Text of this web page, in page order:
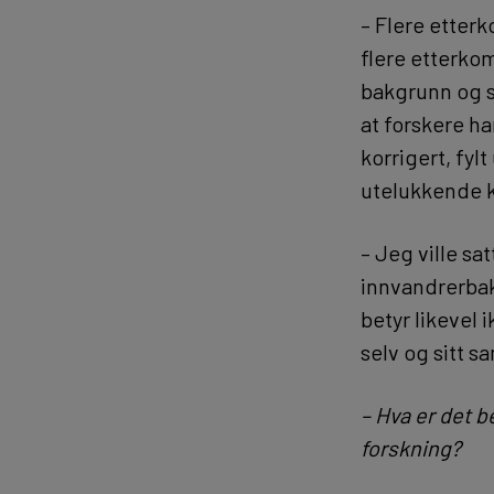
– Flere
flere
bakgrunn og
at forskere
korrigert, fylt
utelukkende
– Jeg ville
betyr likevel
selv og sitt
– Hva er det
forskning?